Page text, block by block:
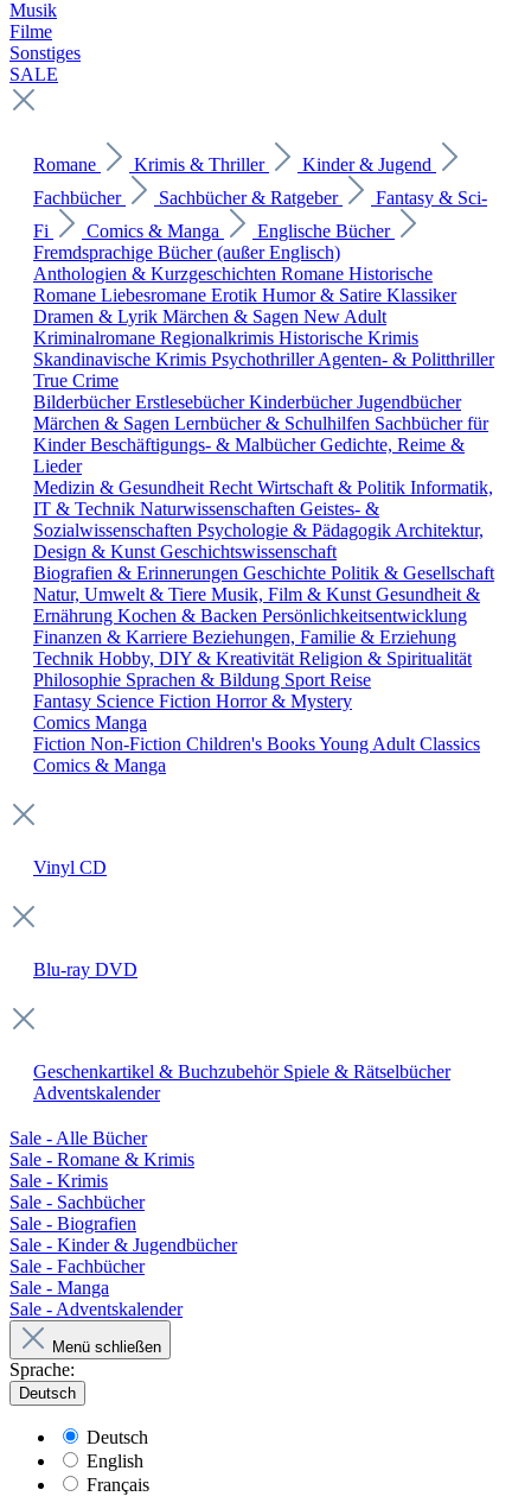
Musik
Filme
Sonstiges
SALE
Romane Krimis & Thriller
Kinder & Jugend
Fachbücher
Sachbücher & Ratgeber
Fantasy & Sci-
Fi
Comics & Manga
Englische Bücher
Fremdsprachige Bücher (außer Englisch)
Anthologien & Kurzgeschichten Romane Historische
Romane Liebesromane Erotik Humor & Satire Klassiker
Dramen & Lyrik Märchen & Sagen New Adult
Kriminalromane Regionalkrimis Historische Krimis
Skandinavische Krimis PsychothrillerAgenten- & Politthriller
True Crime
BilderbücherErstlesebücherKinderbücherJugendbücher
Märchen & Sagen Lernbücher & Schulhilfen Sachbücher für
KinderBeschäftigungs- & MalbücherGedichte, Reime &
Lieder
Medizin & Gesundheit Recht Wirtschaft & Politik Informatik,
IT & Technik Naturwissenschaften Geistes- &
Sozialwissenschaften Psychologie & Pädagogik Architektur,
Design & Kunst Geschichtswissenschaft
Biografien & Erinnerungen Geschichte Politik & Gesellschaft
Natur, Umwelt & Tiere Musik, Film & Kunst Gesundheit &
Ernährung Kochen & Backen Persönlichkeitsentwicklung
Finanzen & Karriere Beziehungen, Familie & Erziehung
Technik Hobby, DIY & Kreativität Religion & Spiritualität
Philosophie Sprachen & Bildung Sport Reise
Fantasy Science Fiction Horror & Mystery
Comics Manga
Fiction Non-Fiction Children's BooksYoung Adult Classics
Comics & Manga
Vinyl CD
Blu-ray DVD
Geschenkartikel & Buchzubehör Spiele & Rätselbücher
Adventskalender
Sale - Alle Bücher
Sale - Romane & Krimis
Sale - Krimis
Sale - Sachbücher
Sale - Biografien
Sale - Kinder & Jugendbücher
Sale - Fachbücher
Sale - Manga
Sale - Adventskalender
Menü schließen
Sprache:
Deutsch
Deutsch
English
Français